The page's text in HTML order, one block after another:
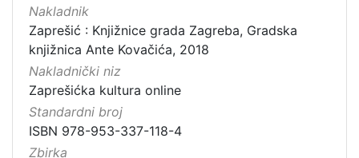
Nakladnik
Zaprešić : Knjižnice grada Zagreba, Gradska
knjižnica Ante Kovačića, 2018
Nakladnički niz
Zaprešićka kultura online
Standardni broj
ISBN 978-953-337-118-4
Zbirka